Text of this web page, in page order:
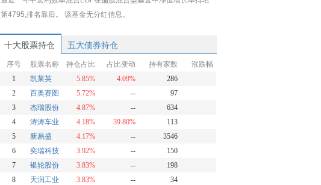
第4795,排名靠后。 该基金无分红信息。
十大股票持仓 五大债券持仓
序号 股票名称 持仓占比 占比变动 持有家数
涨跌幅
1
凯莱英 5.85% 4.09%
286
2
百奥赛图 5.72% --
97
3
杰瑞股份 4.87% --
634
4
涛涛车业 4.18% 39.80%
113
5
新易盛 4.17% --
3546
6
奕瑞科技 3.92% --
150
7
银轮股份 3.83% --
198
8
天润工业 3.83% --
34